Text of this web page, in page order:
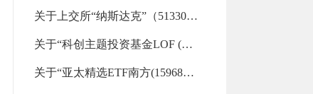
关于上交所“纳斯达克”（513300）重点监控证券交易的风险提示（2026-08-05 09:18:07.0)
关于“科创主题投资基金LOF (501080)”“财通升级混合LOF (501015)”等32支重点监控证券交易的风险提示（2026-08-04 15:13:31.0)
关于“亚太精选ETF南方(159687)”“标普信息科技LOF (161128)”等26支重点监控证券交易的风险提示（2026-08-04 09:11:39.0)